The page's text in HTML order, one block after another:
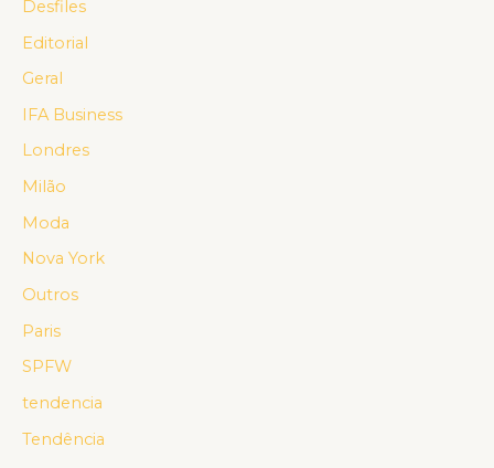
Desfiles
Editorial
Geral
IFA Business
Londres
Milão
Moda
Nova York
Outros
Paris
SPFW
tendencia
Tendência